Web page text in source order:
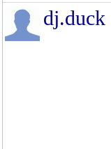
dj.duck